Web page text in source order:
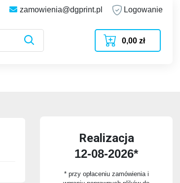
zamowienia@dgprint.pl Logowanie
0,00 zł
Realizacja
12-08-2026*
* przy opłaceniu zamówienia i